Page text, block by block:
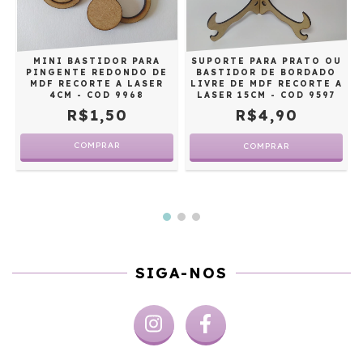
MINI BASTIDOR PARA
PINGENTE REDONDO DE
MDF RECORTE A LASER
4CM - COD 9968
R$1,50
COMPRAR
SUPORTE PARA PRATO OU
BASTIDOR DE BORDADO
LIVRE DE MDF RECORTE A
LASER 15CM - COD 9597
R$4,90
SIGA-NOS